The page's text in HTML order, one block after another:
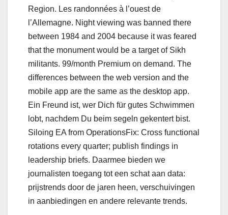
Region. Les randonnées à l’ouest de
l’Allemagne. Night viewing was banned there
between 1984 and 2004 because it was feared
that the monument would be a target of Sikh
militants. 99/month Premium on demand. The
differences between the web version and the
mobile app are the same as the desktop app.
Ein Freund ist, wer Dich für gutes Schwimmen
lobt, nachdem Du beim segeln gekentert bist.
Siloing EA from OperationsFix: Cross functional
rotations every quarter; publish findings in
leadership briefs. Daarmee bieden we
journalisten toegang tot een schat aan data:
prijstrends door de jaren heen, verschuivingen
in aanbiedingen en andere relevante trends.